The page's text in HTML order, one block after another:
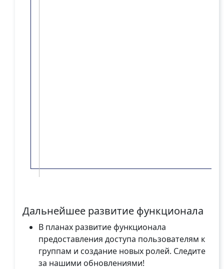
Дальнейшее развитие функционала
В планах развитие функционала
предоставления доступа пользователям к
группам и создание новых ролей. Следите
за нашими обновлениями!